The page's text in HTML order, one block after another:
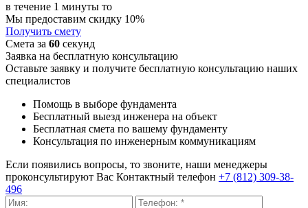
в течение 1 минуты то
Мы предоставим скидку 10%
Получить смету
Смета за 60 секунд
Заявка на бесплатную консультацию
Оставьте заявку и получите бесплатную консультацию наших
специалистов
Помощь в выборе фундамента
Бесплатный выезд инженера на объект
Бесплатная смета по вашему фундаменту
Консультация по инженерным коммуникациям
Если появились вопросы, то звоните, наши менеджеры
проконсультируют Вас Контактный телефон +7 (812) 309-38-
496